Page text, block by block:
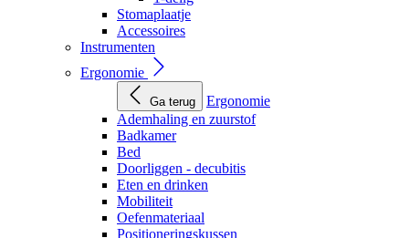
Stomaplaatje
Accessoires
Instrumenten
Ergonomie
Ga terug
Ergonomie
Ademhaling en zuurstof
Badkamer
Bed
Doorliggen - decubitis
Eten en drinken
Mobiliteit
Oefenmateriaal
Positioneringskussen